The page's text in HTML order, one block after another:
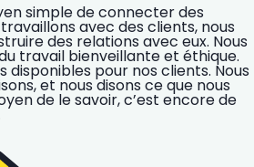
simple de connecter des
avec des clients, nous
des relations avec eux. Nous
travail bienveillante et éthique.
disponibles pour nos clients. Nous
et nous disons ce que nous
de le savoir, c’est encore de